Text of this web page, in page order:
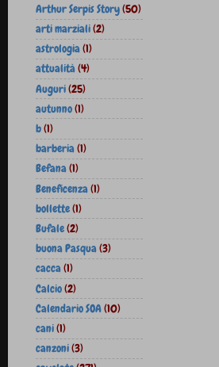
Arthur Serpis Story(50)
arti marziali(2)
astrologia(1)
attualità(4)
Auguri(25)
autunno(1)
b(1)
barberia(1)
Befana(1)
Beneficenza(1)
bollette(1)
Bufale(2)
buona Pasqua(3)
cacca(1)
Calcio(2)
Calendario SOA(10)
cani(1)
canzoni(3)